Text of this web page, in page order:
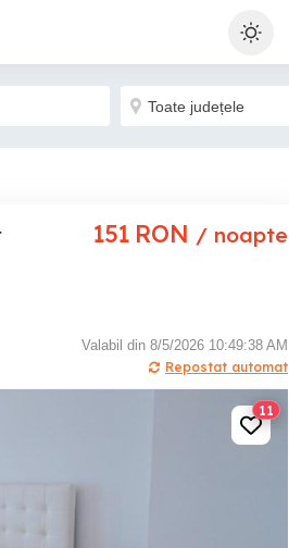
151 RON / noapte
Valabil din 8/5/2026 10:49:38 AM
Repostat automat
11